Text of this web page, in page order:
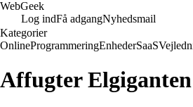
WebGeek
Log indFå adgangNyhedsmail
Kategorier
OnlineProgrammeringEnhederSaaS
Affugter